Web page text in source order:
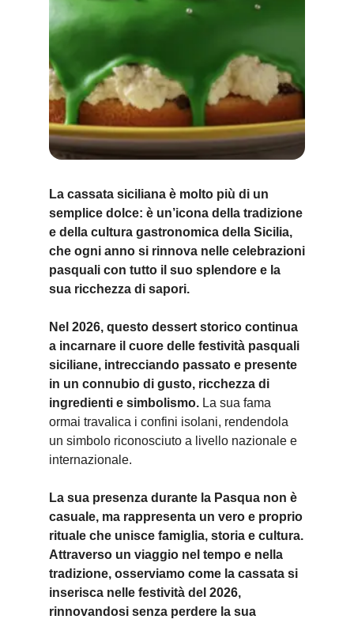
La cassata siciliana è molto più di un
semplice dolce: è un’icona della tradizione
e della cultura gastronomica della Sicilia,
che ogni anno si rinnova nelle celebrazioni
pasquali con tutto il suo splendore e la
sua ricchezza di sapori.
Nel 2026, questo dessert storico continua
a incarnare il cuore delle festività pasquali
siciliane, intrecciando passato e presente
in un connubio di gusto, ricchezza di
ingredienti e simbolismo. La sua fama
ormai travalica i confini isolani, rendendola
un simbolo riconosciuto a livello nazionale e
internazionale.
La sua presenza durante la Pasqua non è
casuale, ma rappresenta un vero e proprio
rituale che unisce famiglia, storia e cultura.
Attraverso un viaggio nel tempo e nella
tradizione, osserviamo come la cassata si
inserisca nelle festività del 2026,
rinnovandosi senza perdere la sua